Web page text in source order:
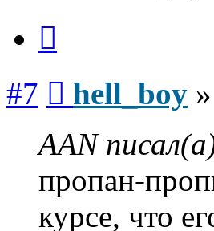
#7 hell_boy »
AAN
пропан-
курсе, что